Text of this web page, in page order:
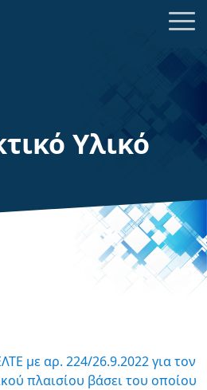
Υλικό
με αρ. 224/26.9.2022 για τον
πλαισίου βάσει του οποίου